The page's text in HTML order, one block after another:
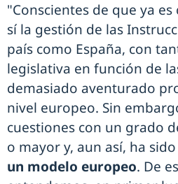
"Conscientes de que ya
sí la gestión de las
país como España, con
legislativa en función de
demasiado aventurado
nivel europeo. Sin
cuestiones con un grado
o mayor y, aun así, ha
un modelo europeo. De